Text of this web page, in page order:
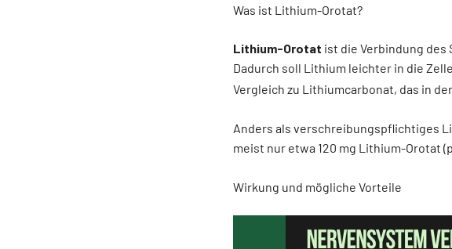
Was ist Lithium-Orotat?
Lithium-Orotat ist die Verbindung
Dadurch soll Lithium leichter in die
Vergleich zu Lithiumcarbonat, das in
Anders als verschreibungspflichtiges
meist nur etwa 120 mg Lithium-Orotat
Wirkung und mögliche Vorteile